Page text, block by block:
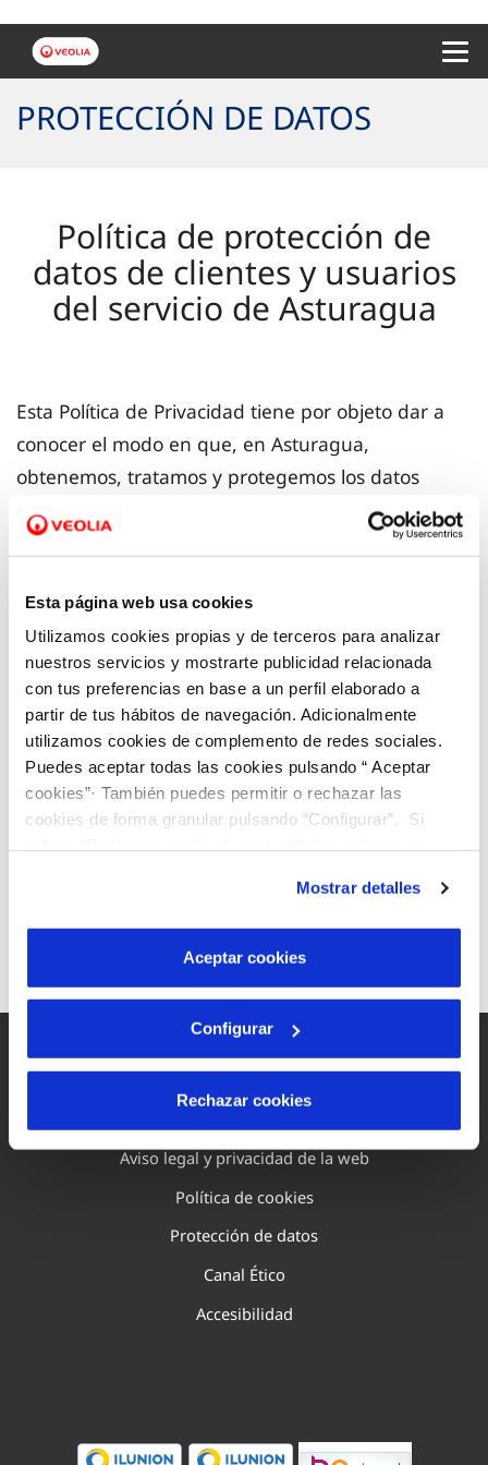
Esta página web usa cookies
Utilizamos cookies propias y de terceros para analizar
nuestros servicios y mostrarte publicidad relacionada
con tus preferencias en base a un perfil elaborado a
partir de tus hábitos de navegación. Adicionalmente
utilizamos cookies de complemento de redes sociales.
Puedes aceptar todas las cookies pulsando “ Aceptar
cookies”· También puedes permitir o rechazar las
cookies de forma granular pulsando “Configurar”. Si
son indispensables para que el sitio web funcione y que
por tanto no se pueden desactivar. Puedes consultar
más información en nuestraPolítica de Cookies
Mostrar detalles
Aceptar cookies
Configurar
Rechazar cookies
PROTECCIÓN DE DATOS
Política de protección de
datos de clientes y usuarios
del servicio de Asturagua
Esta Política de Privacidad tiene por objeto dar a
conocer el modo en que, en Asturagua,
obtenemos, tratamos y protegemos los datos
personales de nuestros clientes y de aquellas
personas que se ponen en contacto con la
Para consultar la Política de Protección de
datos del servicio,Selecciona tu municipio
POLÍTICA DE PROTECCIÓN DE DATOS
PERSONALES
Consulta aquí la Política de Protección de
Aviso legal y privacidad de la web
Política de cookies
Protección de datos
Canal Ético
Accesibilidad